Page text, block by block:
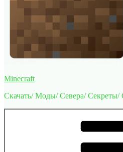
Minecraft
Скачать/ Моды/ Севера/ Секреты/